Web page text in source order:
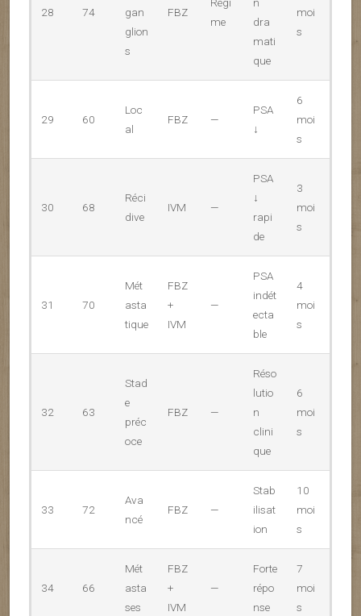
28 74
gan
glion
s
FBZ
me
dra
mati
que
moi
s
29 60
Loc
al
FBZ —
PSA
↓
6
moi
s
30 68
Réci
dive
IVM —
PSA
↓
rapi
de
3
moi
s
31 70
Mét
asta
tique
FBZ
+
IVM
—
PSA
indét
ecta
ble
4
moi
s
32 63
Stad
e
préc
oce
FBZ —
Réso
lutio
n
clini
que
6
moi
s
33 72
Ava
ncé
FBZ —
Stab
ilisat
ion
10
moi
s
34 66
Mét
asta
ses
FBZ
+
IVM
—
Forte
répo
nse
7
moi
s